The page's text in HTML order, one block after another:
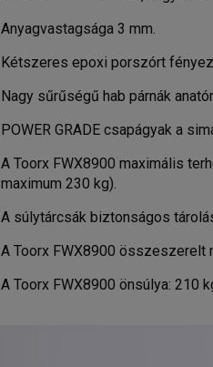
Anyagvastagsága 3 mm.
Kétszeres epoxi porszórt
Nagy sűrűségű hab párnák
POWER GRADE csapágyak a
A Toorx FWX8900 maximális
maximum 230 kg).
A súlytárcsák biztonságos
A Toorx FWX8900 összeszerelt
A Toorx FWX8900 önsúlya: 210